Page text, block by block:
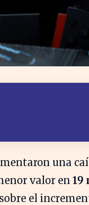
una
valor en 19
el